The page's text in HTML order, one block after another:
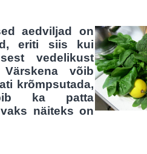
aedviljad on
eriti siis kui
vedelikust
võib
krõmpsutada,
ka patta
näiteks on